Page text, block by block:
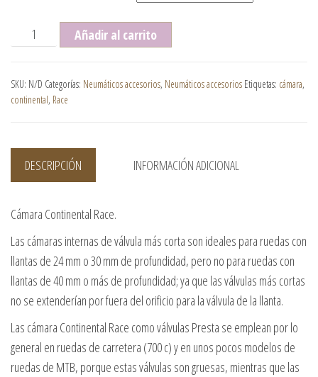
Cámara Continental Race cantidad
Añadir al carrito
SKU: N/D Categorías: Neumáticos accesorios, Neumáticos accesorios Etiquetas: cámara,
continental, Race
DESCRIPCIÓN INFORMACIÓN ADICIONAL
Cámara Continental Race.
Las cámaras internas de válvula más corta son ideales para ruedas con
llantas de 24 mm o 30 mm de profundidad, pero no para ruedas con
llantas de 40 mm o más de profundidad; ya que las válvulas más cortas
no se extenderían por fuera del orificio para la válvula de la llanta.
Las cámara Continental Race como válvulas Presta se emplean por lo
general en ruedas de carretera (700 c) y en unos pocos modelos de
ruedas de MTB, porque estas válvulas son gruesas, mientras que las